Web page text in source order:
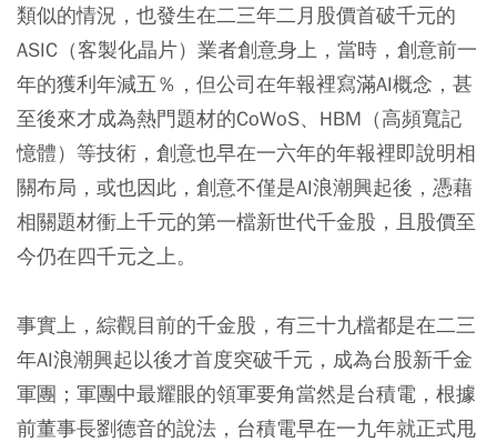
類似的情況，也發生在二三年二月股價首破千元的
ASIC（客製化晶片）業者創意身上，當時，創意前一
年的獲利年減五％，但公司在年報裡寫滿AI概念，甚
至後來才成為熱門題材的CoWoS、HBM（高頻寬記
憶體）等技術，創意也早在一六年的年報裡即說明相
關布局，或也因此，創意不僅是AI浪潮興起後，憑藉
相關題材衝上千元的第一檔新世代千金股，且股價至
今仍在四千元之上。
事實上，綜觀目前的千金股，有三十九檔都是在二三
年AI浪潮興起以後才首度突破千元，成為台股新千金
軍團；軍團中最耀眼的領軍要角當然是台積電，根據
前董事長劉德音的說法，台積電早在一九年就正式甩